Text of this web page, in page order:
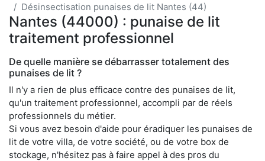
Désinsectisation punaises de lit Nantes (44)
Nantes (44000) : punaise de lit
traitement professionnel
De quelle manière se débarrasser totalement des
punaises de lit ?
Il n'y a rien de plus efficace contre des punaises de lit,
qu'un traitement professionnel, accompli par de réels
professionnels du métier.
Si vous avez besoin d'aide pour éradiquer les punaises de
lit de votre villa, de votre société, ou de votre box de
stockage, n'hésitez pas à faire appel à des pros du